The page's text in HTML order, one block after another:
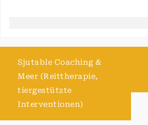
Sjutable Coaching &
Meer (Reittherapie,
tiergestützte
Interventionen)